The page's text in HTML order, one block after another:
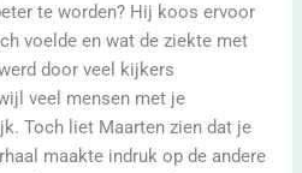
te worden? Hij koos ervoor
voelde en wat de ziekte met
door veel kijkers
veel mensen met je
Toch liet Maarten zien dat je
maakte indruk op de andere